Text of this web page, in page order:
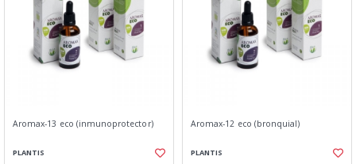
Aromax-13 eco (inmunoprotector)
PLANTIS
Aromax-12 eco (bronquial)
PLANTIS